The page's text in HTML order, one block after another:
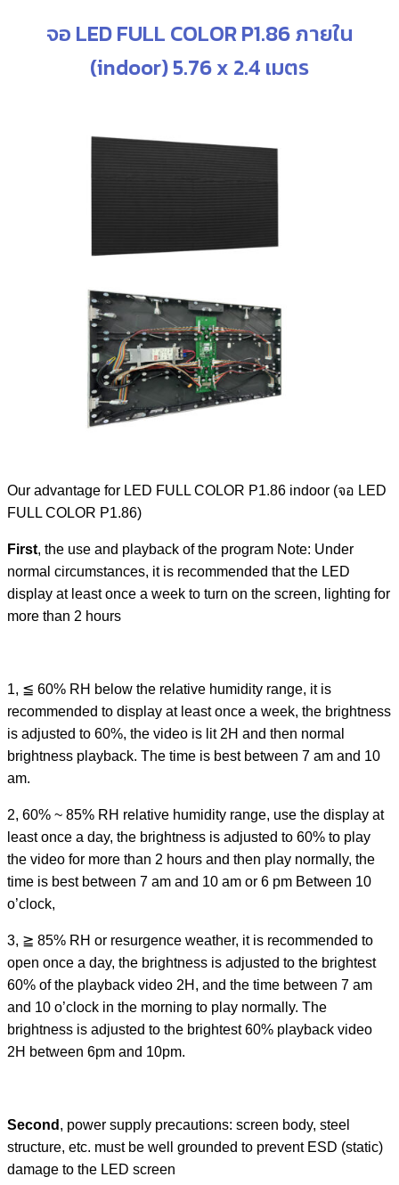
จอ LED FULL COLOR P1.86 ภายใน
(indoor) 5.76 x 2.4 เมตร
Our advantage for LED FULL COLOR P1.86 indoor (จอ LED
FULL COLOR P1.86)
First, the use and playback of the program Note: Under
normal circumstances, it is recommended that the LED
display at least once a week to turn on the screen, lighting for
more than 2 hours
1, ≦ 60% RH below the relative humidity range, it is
recommended to display at least once a week, the brightness
is adjusted to 60%, the video is lit 2H and then normal
brightness playback. The time is best between 7 am and 10
am.
2, 60% ~ 85% RH relative humidity range, use the display at
least once a day, the brightness is adjusted to 60% to play
the video for more than 2 hours and then play normally, the
time is best between 7 am and 10 am or 6 pm Between 10
o’clock,
3, ≧ 85% RH or resurgence weather, it is recommended to
open once a day, the brightness is adjusted to the brightest
60% of the playback video 2H, and the time between 7 am
and 10 o’clock in the morning to play normally. The
brightness is adjusted to the brightest 60% playback video
2H between 6pm and 10pm.
Second , power supply precautions: screen body, steel
structure, etc. must be well grounded to prevent ESD (static)
damage to the LED screen